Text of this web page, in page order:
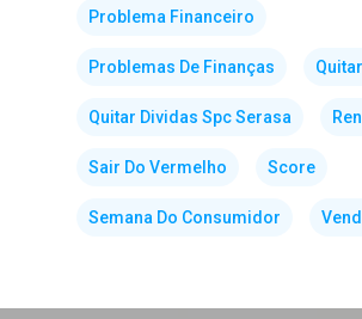
Problema Financeiro
Problemas De Finanças
Quitar Dividas Spc Serasa
Sair Do Vermelho Score
Semana Do Consumidor